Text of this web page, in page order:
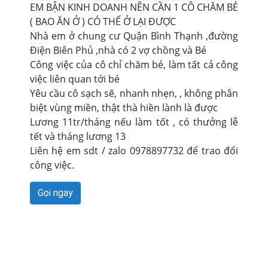
EM BẬN KINH DOANH NÊN CẦN 1 CÔ CHĂM BÉ
( BAO ĂN Ở ) CÓ THỂ Ở LẠI ĐƯỢC
Nhà em ở chung cư Quận Bình Thạnh ,đường
Điện Biên Phủ ,nhà có 2 vợ chồng và Bé
Công việc của cô chỉ chăm bé, làm tất cả công
việc liên quan tới bé
Yêu cầu cô sạch sẽ, nhanh nhẹn, , không phân
biệt vùng miền, thật thà hiền lành là được
Lương 11tr/tháng nếu làm tốt , có thưởng lễ
tết và tháng lương 13
Liên hệ em sdt / zalo 0978897732 để trao đổi
công việc.
Gọi ngay